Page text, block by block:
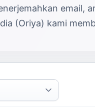
email,
(Oriya) kami